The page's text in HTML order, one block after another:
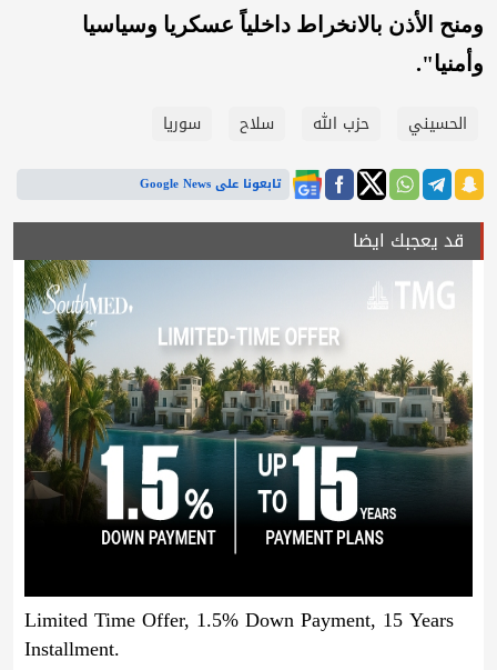
ومنح الأذن بالانخراط داخلياً عسكريا وسياسيا
وأمنيا".
الحسيني حزب الله سلاح سوريا
تابعونا على Google News
قد يعجبك ايضا
Limited Time Offer, 1.5% Down Payment, 15 Years
Installment.